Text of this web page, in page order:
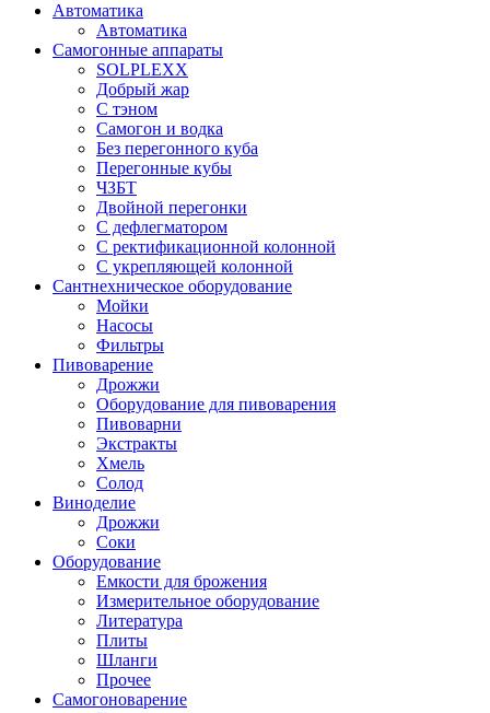
Автоматика
Автоматика
Самогонные аппараты
SOLPLEXX
Добрый жар
С тэном
Самогон и водка
Без перегонного куба
Перегонные кубы
ЧЗБТ
Двойной перегонки
С дефлегматором
С ректификационной колонной
С укрепляющей колонной
Сантнехническое оборудование
Мойки
Насосы
Фильтры
Пивоварение
Дрожжи
Оборудование для пивоварения
Пивоварни
Экстракты
Хмель
Солод
Виноделие
Дрожжи
Соки
Оборудование
Емкости для брожения
Измерительное оборудование
Литература
Плиты
Шланги
Прочее
Самогоноварение